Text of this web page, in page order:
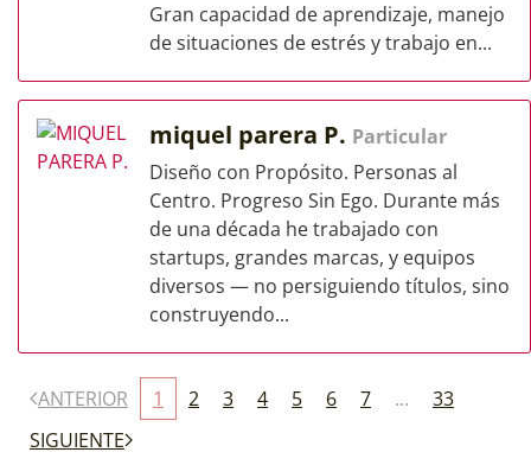
Gran capacidad de aprendizaje, manejo
de situaciones de estrés y trabajo en...
miquel parera P. Particular
Diseño con Propósito. Personas al
Centro. Progreso Sin Ego. Durante más
de una década he trabajado con
startups, grandes marcas, y equipos
diversos — no persiguiendo títulos, sino
construyendo...
ANTERIOR 1 2 3 4 5 6 7 ...
33
SIGUIENTE